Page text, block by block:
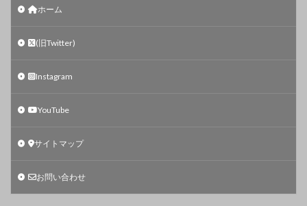
ホーム
(旧Twitter)
Instagram
YouTube
サイトマップ
お問い合わせ